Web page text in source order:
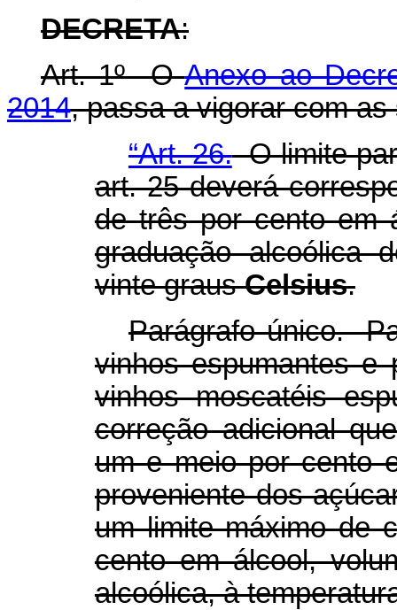
DECRETA:
Art. 1º OAnexo ao
2014, passa a vigorar com
“Art. 26.O limite
art. 25 deverá
de três por cento em
graduação alcoólica
vinte grausCelsius.
Parágrafo único.
vinhos espumantes e
vinhos moscatéis
correção adicional
um e meio por cento
proveniente dos
um limite máximo de
cento em álcool,
alcoólica, à